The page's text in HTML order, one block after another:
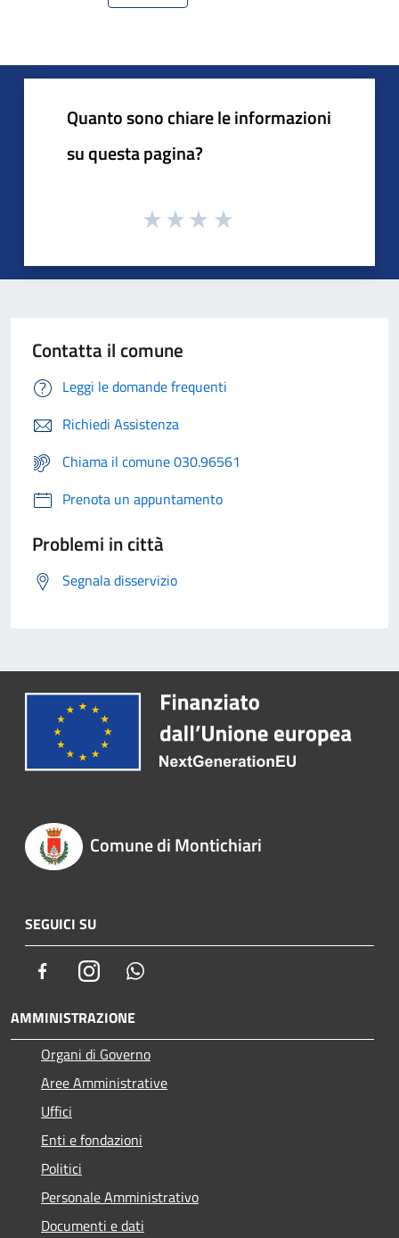
Quanto sono chiare le informazioni
su questa pagina?
Contatta il comune
Leggi le domande frequenti
Richiedi Assistenza
Chiama il comune 030.96561
Prenota un appuntamento
Problemi in città
Segnala disservizio
Comune di Montichiari
SEGUICI SU
FacebookInstagram
AMMINISTRAZIONE
Organi di Governo
Aree Amministrative
Uffici
Enti e fondazioni
Politici
Personale Amministrativo
Documenti e dati